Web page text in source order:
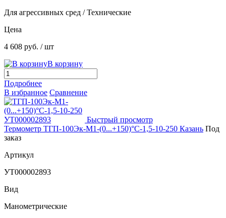
Для агрессивных сред / Технические
Цена
4 608 руб. / шт
В корзину
Подробнее
В избранное Сравнение
Быстрый просмотр
Термометр ТГП-100Эк-М1-(0...+150)°С-1,5-10-250 Казань Под
заказ
Артикул
УТ000002893
Вид
Манометрические